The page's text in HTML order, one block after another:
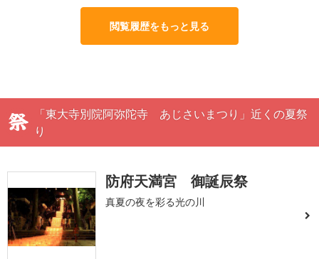
閲覧履歴をもっと見る
「東大寺別院阿弥陀寺 あじさいまつり」近くの夏祭
り
防府天満宮 御誕辰祭
真夏の夜を彩る光の川